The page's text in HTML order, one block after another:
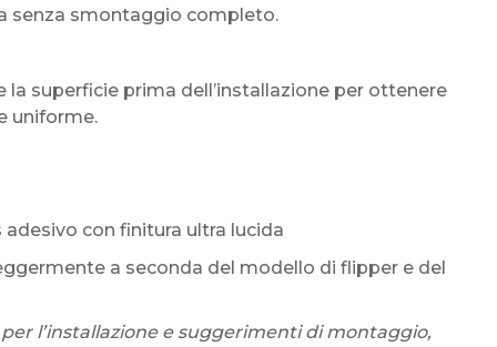
senza smontaggio completo.
superficie prima dell’installazione per ottenere
uniforme.
con finitura ultra lucida
a seconda del modello di flipper e del
l’installazione e suggerimenti di montaggio,